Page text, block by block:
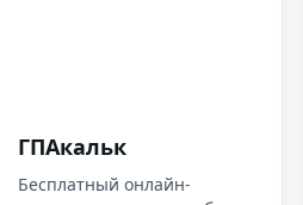
ГПАкальк
Бесплатный онлайн-